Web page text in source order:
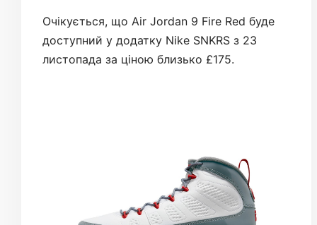
Очікується, що Air Jordan 9 Fire Red буде
доступний у додатку Nike SNKRS з 23
листопада за ціною близько £175.